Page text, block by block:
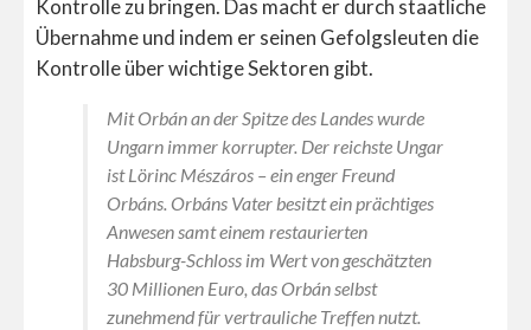
Kontrolle zu bringen. Das macht er durch staatliche
Übernahme und indem er seinen Gefolgsleuten die
Kontrolle über wichtige Sektoren gibt.
Mit Orbán an der Spitze des Landes wurde
Ungarn immer korrupter. Der reichste Ungar
ist Lörinc Mészáros – ein enger Freund
Orbáns. Orbáns Vater besitzt ein prächtiges
Anwesen samt einem restaurierten
Habsburg-Schloss im Wert von geschätzten
30 Millionen Euro, das Orbán selbst
zunehmend für vertrauliche Treffen nutzt.